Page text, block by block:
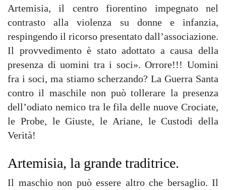
Artemisia, il centro fiorentino impegnato nel
contrasto alla violenza su donne e infanzia,
respingendo il ricorso presentato dall’associazione.
Il provvedimento è stato adottato a causa della
presenza di uomini tra i soci». Orrore!!! Uomini
fra i soci, ma stiamo scherzando? La Guerra Santa
contro il maschile non può tollerare la presenza
dell’odiato nemico tra le fila delle nuove Crociate,
le Probe, le Giuste, le Ariane, le Custodi della
Verità!
Artemisia, la grande traditrice.
Il maschio non può essere altro che bersaglio. Il